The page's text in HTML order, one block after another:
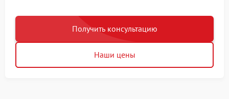
Получить консультацию
Наши цены